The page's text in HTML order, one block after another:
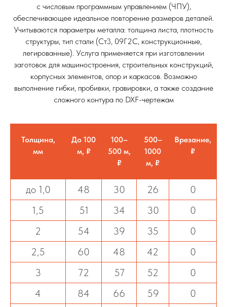
с числовым программным управлением (ЧПУ),
обеспечивающее идеальное повторение размеров деталей.
Учитываются параметры металла: толщина листа, плотность
структуры, тип стали (Ст3, 09Г2С, конструкционные,
легированные). Услуга применяется при изготовлении
заготовок для машиностроения, строительных конструкций,
корпусных элементов, опор и каркасов. Возможно
выполнение гибки, пробивки, гравировки, а также создание
сложного контура по DXF-чертежам
Толщина,
мм
До 100
м, ₽
100–
500 м,
₽
500–
1000
м, ₽
Врезание,
₽
до 1,0 48 30 26
0
1,5
51 34 30
0
2
54 39 35
0
2,5
60 48 42
0
3
72 57 52
0
4
84 66 59
0